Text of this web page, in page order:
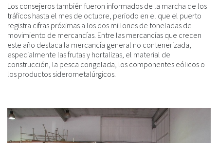
Los consejeros también fueron informados de la marcha de los
tráficos hasta el mes de octubre, periodo en el que el puerto
registra cifras próximas a los dos millones de toneladas de
movimiento de mercancías. Entre las mercancías que crecen
este año destaca la mercancía general no contenerizada,
especialmente las frutas y hortalizas, el material de
construcción, la pesca congelada, los componentes eólicos o